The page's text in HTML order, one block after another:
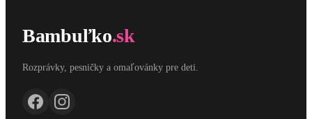
Bambuľko.sk
Rozprávky, pesničky a omaľovánky pre deti.